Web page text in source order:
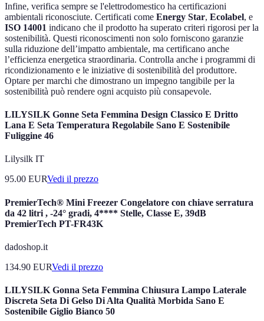
Infine, verifica sempre se l'elettrodomestico ha certificazioni
ambientali riconosciute. Certificati come Energy Star, Ecolabel, e
ISO 14001 indicano che il prodotto ha superato criteri rigorosi per la
sostenibilità. Questi riconoscimenti non solo forniscono garanzie
sulla riduzione dell’impatto ambientale, ma certificano anche
l’efficienza energetica straordinaria. Controlla anche i programmi di
ricondizionamento e le iniziative di sostenibilità del produttore.
Optare per marchi che dimostrano un impegno tangibile per la
sostenibilità può rendere ogni acquisto più consapevole.
LILYSILK Gonne Seta Femmina Design Classico E Dritto
Lana E Seta Temperatura Regolabile Sano E Sostenibile
Fuliggine 46
Lilysilk IT
95.00 EURVedi il prezzo
PremierTech® Mini Freezer Congelatore con chiave serratura
da 42 litri , -24° gradi, 4**** Stelle, Classe E, 39dB
PremierTech PT-FR43K
dadoshop.it
134.90 EURVedi il prezzo
LILYSILK Gonna Seta Femmina Chiusura Lampo Laterale
Discreta Seta Di Gelso Di Alta Qualità Morbida Sano E
Sostenibile Giglio Bianco 50